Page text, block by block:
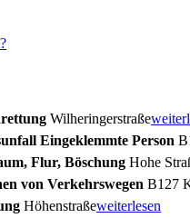
Wilheringerstraße
Eingeklemmte Person
Flur, Böschung Hohe
von Verkehrswegen B127
Höhenstraßeweiterlesen